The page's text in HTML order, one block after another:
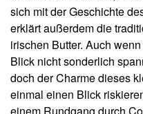
sich mit der Geschichte
erklärt außerdem die
irischen Butter. Auch
Blick nicht sonderlich
doch der Charme dieses
einmal einen Blick